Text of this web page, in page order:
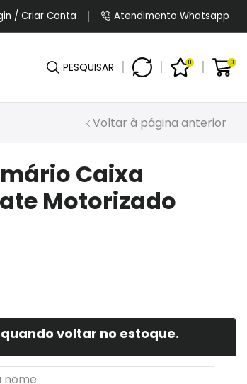
5% OFF No Pagamento Por PIX Ou Boleto.
/ Criar Conta Atendimento Whatsapp
PESQUISAR 0 0
Voltar à página anterior
Caixa
Motorizado
voltar no estoque.